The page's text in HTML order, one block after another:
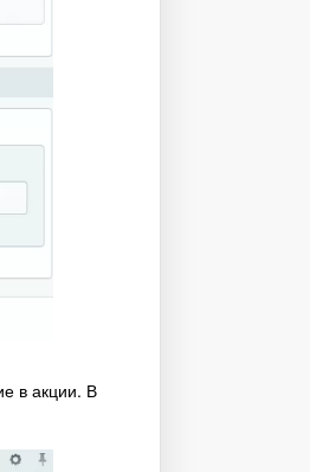
в акции. В